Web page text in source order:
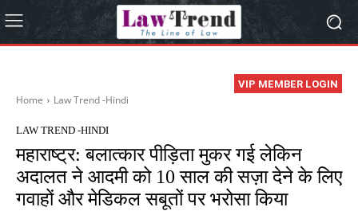
VIP MEMBER LOGIN
Home Law Trend -Hindi
LAW TREND -HINDI
महाराष्ट्र: बलात्कार पीड़िता मुकर गई लेकिन
अदालत ने आदमी को 10 साल की सज़ा देने के लिए
गवाहों और मेडिकल सबूतों पर भरोसा किया